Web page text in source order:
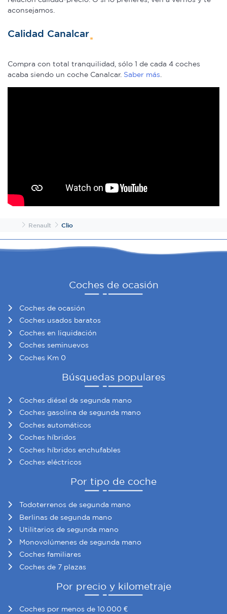
aconsejamos.
Calidad Canalcar
Compra con total tranquilidad, sólo 1 de cada 4 coches
acaba siendo un coche Canalcar. Saber más
InicioRenault Clio
Coches de ocasión
Coches de ocasión
Coches usados baratos
Coches en liquidación
Coches seminuevos
Coches Km 0
Búsquedas populares
Coches diésel de segunda mano
Coches gasolina de segunda mano
Coches automáticos
Coches híbridos
Coches híbridos enchufables
Coches eléctricos
Por tipo de coche
Todoterrenos de segunda mano
Berlinas de segunda mano
Utilitarios de segunda mano
Monovolúmenes de segunda mano
Coches familiares
Coches de 7 plazas
Por precio y kilometraje
Coches por menos de 10.000 €